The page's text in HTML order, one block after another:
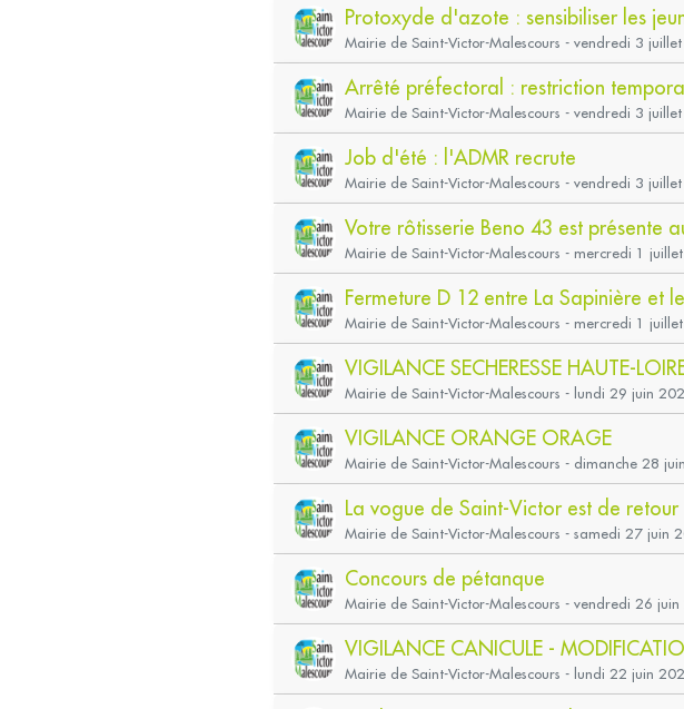
Protoxyde d'azote : sensibiliser les
Mairie de Saint-Victor-Malescours - vendredi 3
Arrêté préfectoral : restriction
Mairie de Saint-Victor-Malescours - vendredi 3
Job d'été : l'ADMR recrute
Mairie de Saint-Victor-Malescours - vendredi 3
Votre rôtisserie Beno 43 est présente
Mairie de Saint-Victor-Malescours - mercredi 1
Fermeture D 12 entre La Sapinière et
Mairie de Saint-Victor-Malescours - mercredi 1
VIGILANCE SECHERESSE HAUTE-
Mairie de Saint-Victor-Malescours - lundi 29 juin
VIGILANCE ORANGE ORAGE
Mairie de Saint-Victor-Malescours - dimanche 28
La vogue de Saint-Victor est de retour
Mairie de Saint-Victor-Malescours - samedi 27 juin
Concours de pétanque
Mairie de Saint-Victor-Malescours - vendredi 26
VIGILANCE CANICULE -
Mairie de Saint-Victor-Malescours - lundi 22 juin